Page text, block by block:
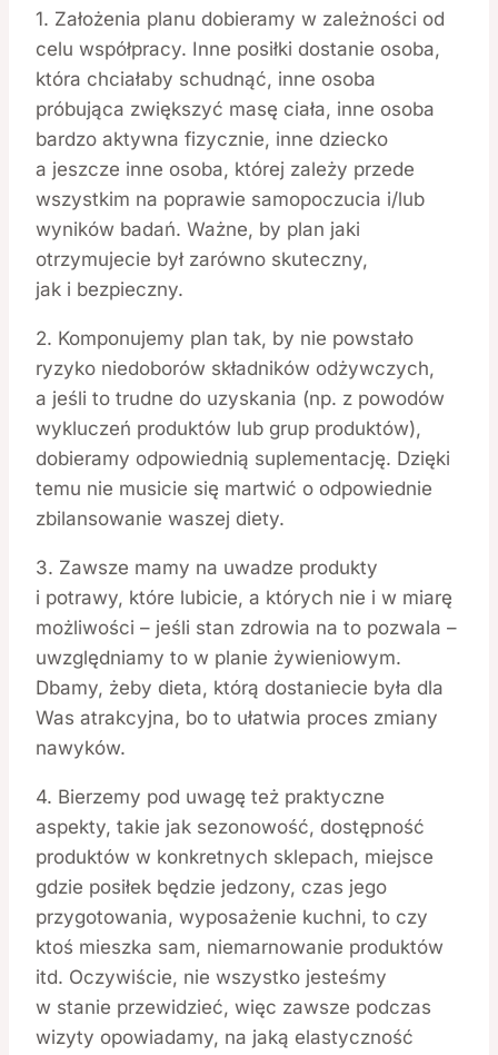
1. Założenia planu dobieramy w zależności od
celu współpracy. Inne posiłki dostanie osoba,
która chciałaby schudnąć, inne osoba
próbująca zwiększyć masę ciała, inne osoba
bardzo aktywna fizycznie, inne dziecko
a jeszcze inne osoba, której zależy przede
wszystkim na poprawie samopoczucia i/lub
wyników badań. Ważne, by plan jaki
otrzymujecie był zarówno skuteczny,
jak i bezpieczny.
2. Komponujemy plan tak, by nie powstało
ryzyko niedoborów składników odżywczych,
a jeśli to trudne do uzyskania (np. z powodów
wykluczeń produktów lub grup produktów),
dobieramy odpowiednią suplementację. Dzięki
temu nie musicie się martwić o odpowiednie
zbilansowanie waszej diety.
3. Zawsze mamy na uwadze produkty
i potrawy, które lubicie, a których nie i w miarę
możliwości – jeśli stan zdrowia na to pozwala –
uwzględniamy to w planie żywieniowym.
Dbamy, żeby dieta, którą dostaniecie była dla
Was atrakcyjna, bo to ułatwia proces zmiany
nawyków.
4. Bierzemy pod uwagę też praktyczne
aspekty, takie jak sezonowość, dostępność
produktów w konkretnych sklepach, miejsce
gdzie posiłek będzie jedzony, czas jego
przygotowania, wyposażenie kuchni, to czy
ktoś mieszka sam, niemarnowanie produktów
itd. Oczywiście, nie wszystko jesteśmy
w stanie przewidzieć, więc zawsze podczas
wizyty opowiadamy, na jaką elastyczność